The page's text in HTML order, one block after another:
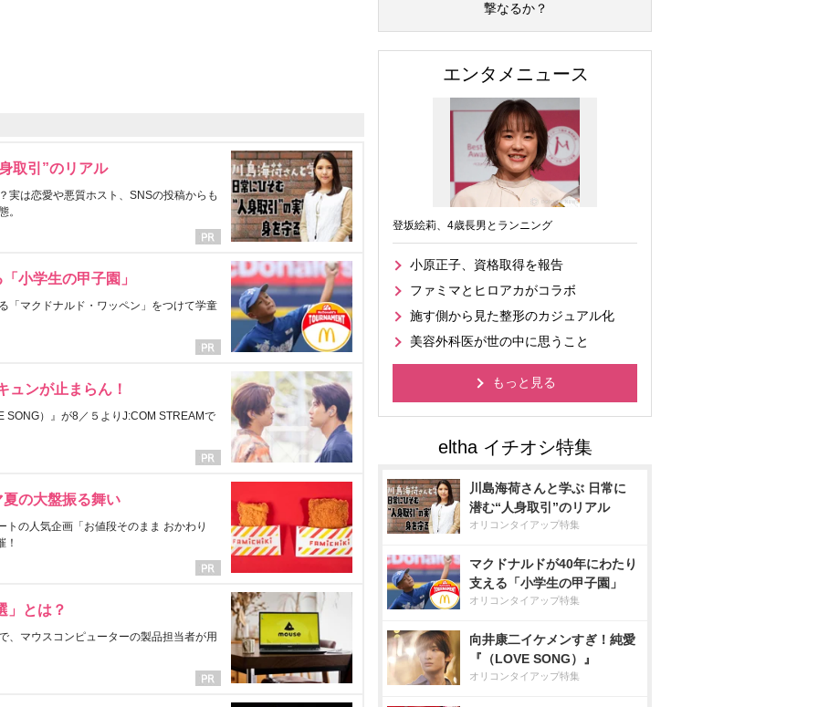
取引”のリアル
実は恋愛や悪質ホスト、SNSの投稿からも
。
小学生の甲子園」
「マクドナルド・ワッペン」をつけて学童
ュンが止まらん！
SONG）』が8／５よりJ:COM STREAMで
の大盤振る舞い
の人気企画「お値段そのまま おかわり
！
」とは？
、マウスコンピューターの製品担当者が用
撃なるか？
エンタメニュース
登坂絵莉、4歳長男とランニング
小原正子、資格取得を報告
ファミマとヒロアカがコラボ
施す側から見た整形のカジュアル化
美容外科医が世の中に思うこと
もっと見る
川島海荷さんと学ぶ 日常に
潜む“人身取引”のリアル
オリコンタイアップ特集
マクドナルドが40年にわたり
支える「小学生の甲子園」
オリコンタイアップ特集
向井康二イケメンすぎ！純愛
『（LOVE SONG）』
オリコンタイアップ特集